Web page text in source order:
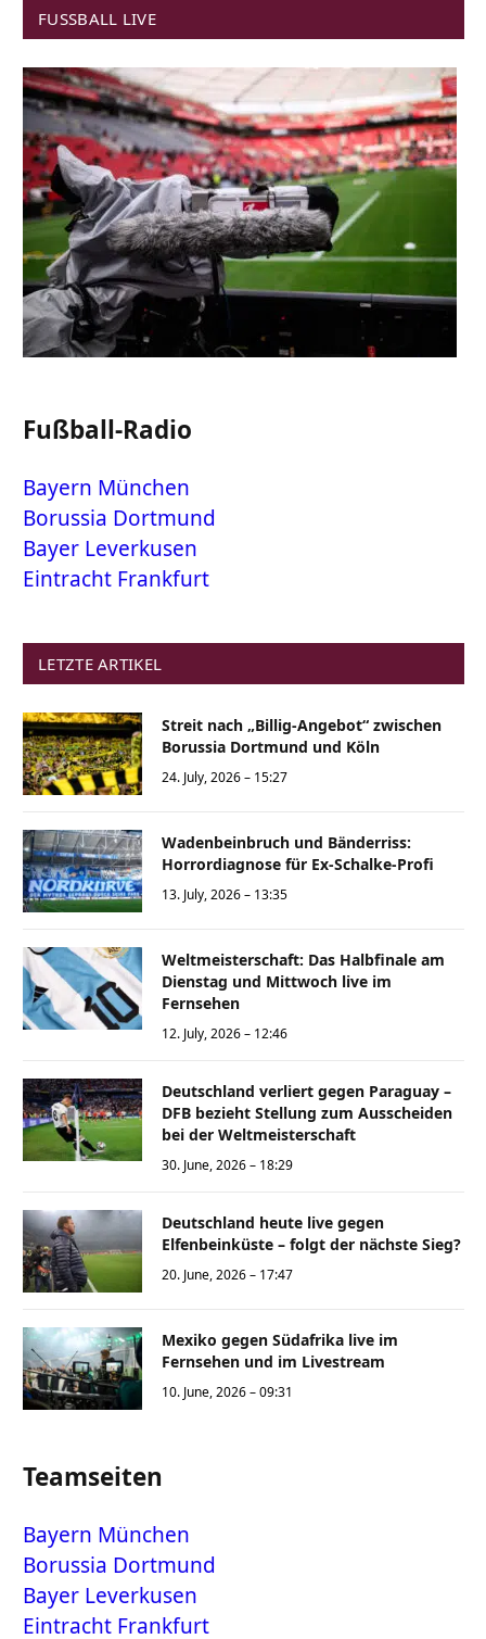
FUSSBALL LIVE
Fußball-Radio
Bayern München
Borussia Dortmund
Bayer Leverkusen
Eintracht Frankfurt
LETZTE ARTIKEL
Streit nach „Billig-Angebot“ zwischen
Borussia Dortmund und Köln
24. July, 2026 – 15:27
Wadenbeinbruch und Bänderriss:
Horrordiagnose für Ex-Schalke-Profi
13. July, 2026 – 13:35
Weltmeisterschaft: Das Halbfinale am
Dienstag und Mittwoch live im
Fernsehen
12. July, 2026 – 12:46
Deutschland verliert gegen Paraguay –
DFB bezieht Stellung zum Ausscheiden
bei der Weltmeisterschaft
30. June, 2026 – 18:29
Deutschland heute live gegen
Elfenbeinküste – folgt der nächste Sieg?
20. June, 2026 – 17:47
Mexiko gegen Südafrika live im
Fernsehen und im Livestream
10. June, 2026 – 09:31
Teamseiten
Bayern München
Borussia Dortmund
Bayer Leverkusen
Eintracht Frankfurt